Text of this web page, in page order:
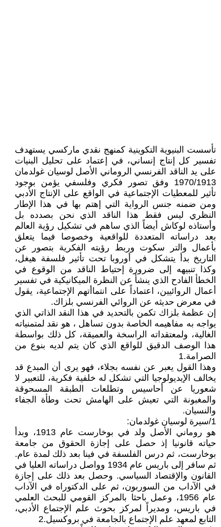
تأسست البنيوية التكوينية كمنهج نقدي ماركسي يستهدف
تفسير كل إنتاج إنساني، في إعتماد على تحليل البنيات
على يد الناقد الفرنسي الروماني الأصل لوسيان غولدمان
1970/1913 وفق تصور فكري وفلسفي يؤمن بوجود
تأثير للمعطيات الإجتماعية في الواقع على الإنتاج الأدبي
ومن ضمنه جنس الرواية التي إهتم بها في هذا الإطار
النظري ليس فقط هذا الناقد الذي نحن بصدده بل
وأستاذه لوكاش أيضاً الذي ساهم في تشكيل رؤية العالم
بعد دراساته المتعددة للواقعية وخصوصا فيما يتعلق
بأعمال والتر سكوت وربط رؤيته الفكرية بتصور عن
التاريخ بدأ يتشكل في أوروبا تحت تأثير فلسفة هيغل،
وكذا تنبيهه إلى ضرورة إحتياط الناقد من الوقوع في
الخطأ الفادح الذي ينشأ عن النظرة الميكانيكية في تفسير
أعمال الروائيين، اعتماداً على انتماأتهم الإجتماعية، يقول
في معرض حديثه عن الروائي الفرنسي بلزاك.
إن عظمة بلزاك تكمن بالتحديد في هذا النقد الذاتي الذي
يواجه به مفاهيمه الخاصة بدون تساهل ، هو نقد لمتمنياته
الغالية، ولمعتقداته الراسخة والعميقة، كل ذلك بواسطة
هذا الوصف الدقيق للواقع الذي كان يتم لديه بنوع من
الصرامة.1
وهذا القول يعبر عن نفسه بجلاء، فهو يرى أن المبدع قد
يخالف الإيديولوجيا التي تشكل له خلفية فكرية، للتعبير لا
شعوريا عن أحاسيس وتطلعات الطبقة المسحوقة
والمغبونة التي تعيش على الهامش تحت وطأة الجفاء
والنسيان.
1/سيرة لوسيان غولدمان:
هو روماني الأصل ولد في بوخارست عام 1913، وبدأ
حياته قانونيا إذ حصل على إجازة الحقوق من جامعة
بوخارست، ثم درس الفلسفة في فينا بعد ذلك لمدة عام.
ثم سافر إلى باريس عام 1934 وواصل دراساته العليا في
القانون والإقتصاد السياسي. وحصل بعد ذلك على إجازة
في الآداب من السوربون، ثم على الدكتوراه في الآداب
عام 1956، وعمل باحثا بالمركز القومي للبحث العلمي
في باريس، ومديراً لمركز بحوث علم الإجتماع الأدبي،
التابع لمعهد علم الإجتماع بالجامعة في بروكسيل.2